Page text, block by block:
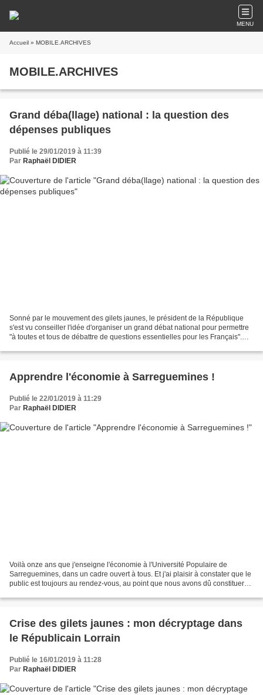
MENU
Accueil » MOBILE.ARCHIVES
MOBILE.ARCHIVES
Grand déba(llage) national : la question des
dépenses publiques
Publié le 29/01/2019 à 11:39
Par Raphaël DIDIER
Sonné par le mouvement des gilets jaunes, le président de la République
s'est vu conseiller l'idée d'organiser un grand débat national pour permettre
"à toutes et tous de débattre de questions essentielles pour les Français".
Apprendre l'économie à Sarreguemines !
Publié le 22/01/2019 à 11:29
Par Raphaël DIDIER
Voilà onze ans que j'enseigne l'économie à l'Université Populaire de
Sarreguemines, dans un cadre ouvert à tous. Et j'ai plaisir à constater que le
public est toujours au rendez-vous, au point que nous avons dû constituer
Crise des gilets jaunes : mon décryptage dans
le Républicain Lorrain
Publié le 16/01/2019 à 11:28
Par Raphaël DIDIER